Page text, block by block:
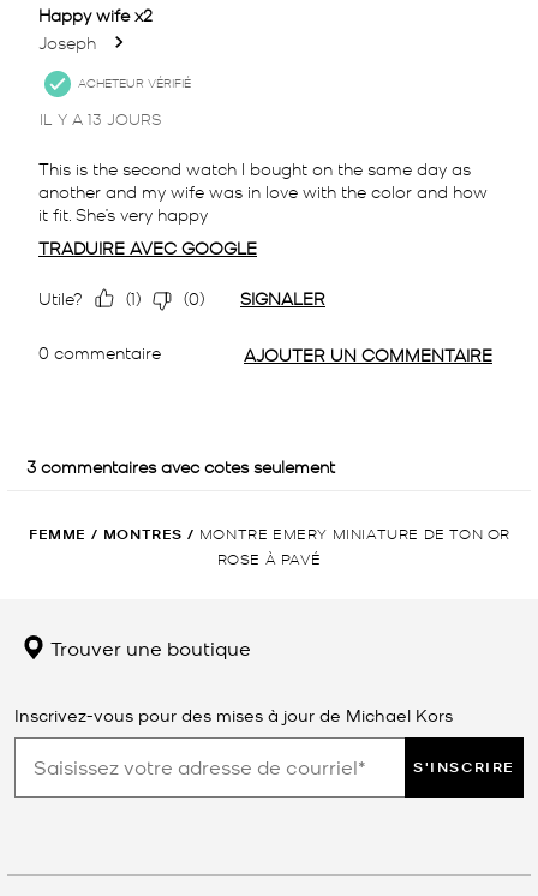
FEMME / MONTRES / MONTRE EMERY MINIATURE DE TON OR
ROSE À PAVÉ
Trouver une boutique
Inscrivez-vous pour des mises à jour de Michael Kors
S'INSCRIRE